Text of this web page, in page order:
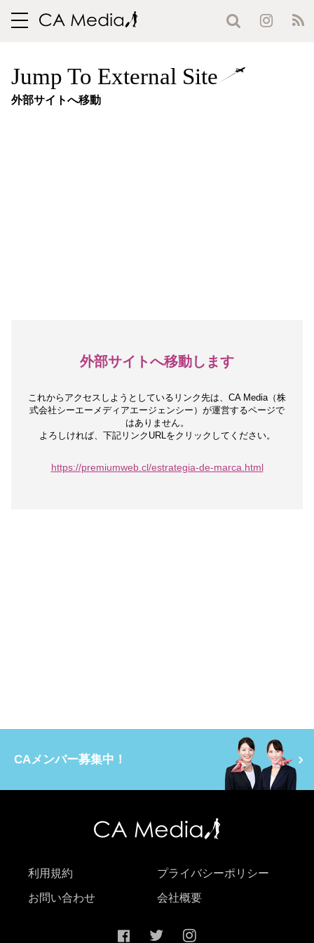
toggle
Jump To External Site
外部サイトへ移動
外部サイトへ移動します
これからアクセスしようとしているリンク先は、 CA Media（株
式会社シーエーメディアエージェンシー）が運営するページで
はありません。
よろしければ、下記リンクURLをクリックしてください。
https://premiumweb.cl/estrategia-de-marca.html
CAメンバー募集中！
利用規約 プライバシーポリシー
お問い合わせ 会社概要